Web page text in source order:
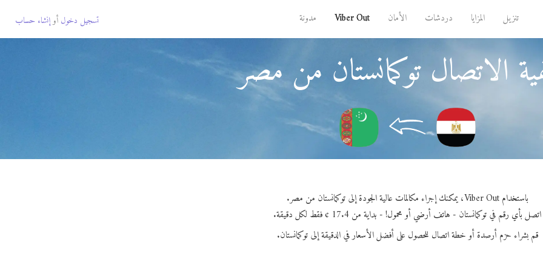
تنزيل المزايا دردشات الأمان Viber Out مدونة تسجيل دخول أوإنشاء حساب
الاتصال توكمانستان من مصر
باستخدام Viber Out، يمكنك إجراء مكالمات عالية الجودة إلى توكمانستان من مصر.
اتصل بأي رقم في توكمانستان - هاتف أرضي أو محمول! - بداية من 17.4 ¢ فقط لكل دقيقة.
قم بشراء حزم أرصدة أو خطة اتصال للحصول على أفضل الأسعار في الدقيقة إلى توكمانستان.